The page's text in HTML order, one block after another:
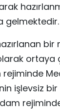
gelmektedir.
bir
ortaya
rejiminde
işlevsiz